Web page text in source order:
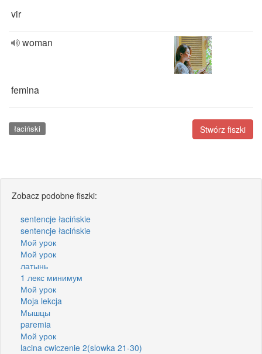
vir
woman
femina
Stwórz fiszki
łaciński
Zobacz podobne fiszki:
sentencje łacińskie
sentencje łacińskie
Мой урок
Мой урок
латынь
1 лекс минимум
Мой урок
Moja lekcja
Мышцы
paremia
Мой урок
lacina cwiczenie 2(slowka 21-30)